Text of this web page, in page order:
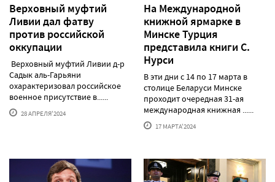
Верховный муфтий
Ливии дал фатву
против российской
оккупации
Верховный муфтий Ливии д-р
Садык аль-Гарьяни
охарактеризовал российское
военное присутствие в......
28 АПРЕЛЯ'2024
На Международной
книжной ярмарке в
Минске Турция
представила книги С.
Нурси
В эти дни с 14 по 17 марта в
столице Беларуси Минске
проходит очередная 31-ая
международная книжная ......
17 МАРТА'2024